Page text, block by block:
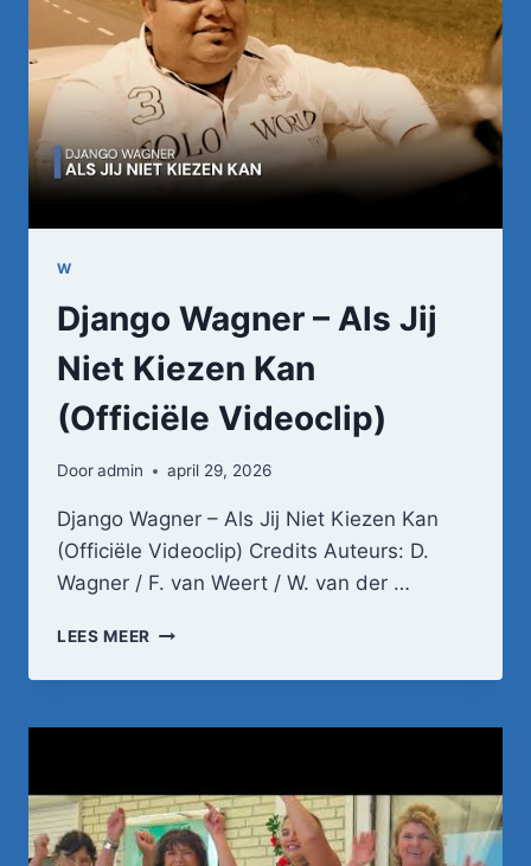
W
Django Wagner – Als Jij
Niet Kiezen Kan
(Officiële Videoclip)
Dooradmin april 29, 2026
Django Wagner – Als Jij Niet Kiezen Kan
(Officiële Videoclip) Credits Auteurs: D.
Wagner / F. van Weert / W. van der …
LEES MEER DJANGO
–
JIJ
KAN
(OFFICIËLE
VIDEOCLIP)